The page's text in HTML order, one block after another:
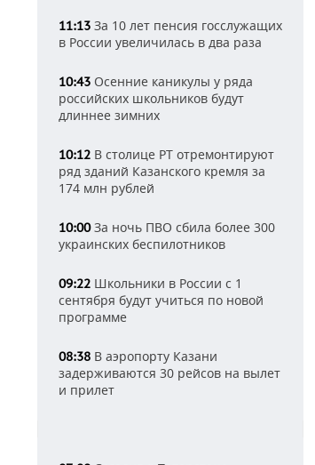
11:13 За 10 лет пенсия госслужащих
в России увеличилась в два раза
10:43 Осенние каникулы у ряда
российских школьников будут
длиннее зимних
10:12 В столице РТ отремонтируют
ряд зданий Казанского кремля за
174 млн рублей
10:00За ночь ПВО сбила более 300
украинских беспилотников
09:22 Школьники в России с 1
сентября будут учиться по новой
программе
08:38 В аэропорту Казани
задерживаются 30 рейсов на вылет
и прилет